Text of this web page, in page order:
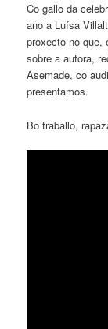
Co gallo da
ano a Luísa
proxecto no que,
sobre a autora,
Asemade, co
presentamos.
Bo traballo,